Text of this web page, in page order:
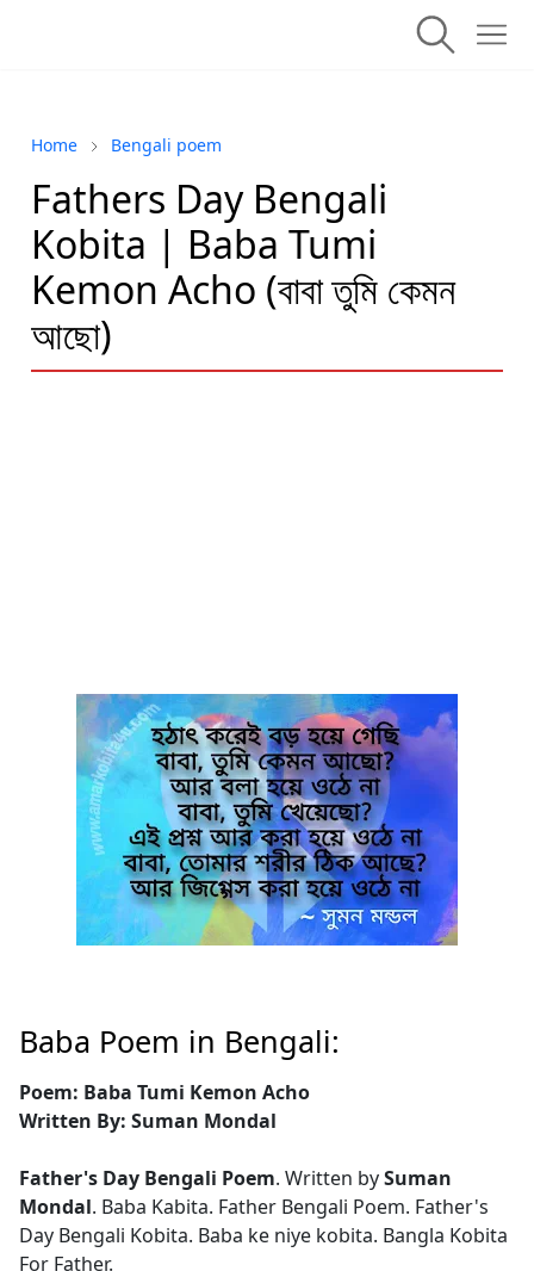
Home Bengali poem
Fathers Day Bengali
Kobita | Baba Tumi
Kemon Acho (বাবা তুমি কেমন
আছো)
Baba Poem in Bengali:
Poem: Baba Tumi Kemon Acho
Written By: Suman Mondal
Father's Day Bengali Poem. Written bySuman
Mondal. Baba Kabita. Father Bengali Poem. Father's
Day Bengali Kobita. Baba ke niye kobita. Bangla Kobita
For Father.